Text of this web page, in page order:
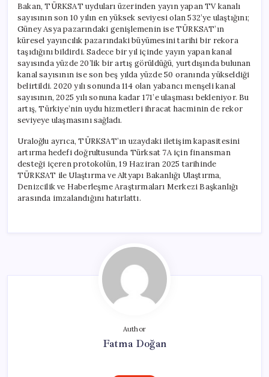
Bakan, TÜRKSAT uyduları üzerinden yayın yapan TV kanalı
sayısının son 10 yılın en yüksek seviyesi olan 532’ye ulaştığını;
Güney Asya pazarındaki genişlemenin ise TÜRKSAT’ın
küresel yayıncılık pazarındaki büyümesini tarihi bir rekora
taşıdığını bildirdi. Sadece bir yıl içinde yayın yapan kanal
sayısında yüzde 20’lik bir artış görüldüğü, yurtdışında bulunan
kanal sayısının ise son beş yılda yüzde 50 oranında yükseldiği
belirtildi. 2020 yılı sonunda 114 olan yabancı menşeli kanal
sayısının, 2025 yılı sonuna kadar 171’e ulaşması bekleniyor. Bu
artış, Türkiye’nin uydu hizmetleri ihracat hacminin de rekor
seviyeye ulaşmasını sağladı.
Uraloğlu ayrıca, TÜRKSAT’ın uzaydaki iletişim kapasitesini
artırma hedefi doğrultusunda Türksat 7A için finansman
desteği içeren protokolün, 19 Haziran 2025 tarihinde
TÜRKSAT ile Ulaştırma ve Altyapı Bakanlığı Ulaştırma,
Denizcilik ve Haberleşme Araştırmaları Merkezi Başkanlığı
arasında imzalandığını hatırlattı.
Author
Fatma Doğan